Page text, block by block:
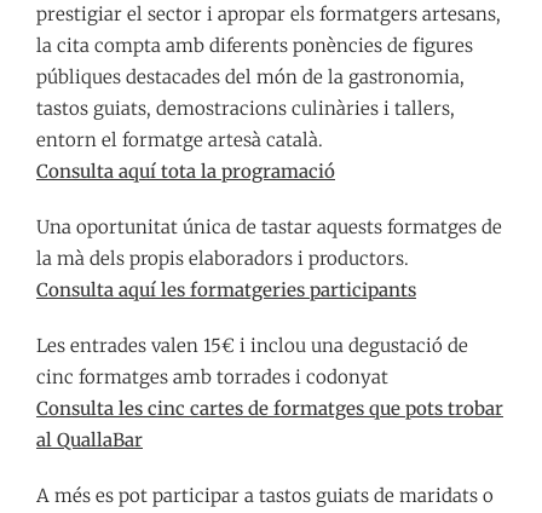
prestigiar el sector i apropar els formatgers artesans,
la cita compta amb diferents ponències de figures
públiques destacades del món de la gastronomia,
tastos guiats, demostracions culinàries i tallers,
entorn el formatge artesà català.
Consulta aquí tota la programació
Una oportunitat única de tastar aquests formatges de
la mà dels propis elaboradors i productors.
Consulta aquí les formatgeries participants
Les entrades valen 15€ i inclou una degustació de
cinc formatges amb torrades i codonyat
Consulta les cinc cartes de formatges que pots trobar
al QuallaBar
A més es pot participar a tastos guiats de maridats o